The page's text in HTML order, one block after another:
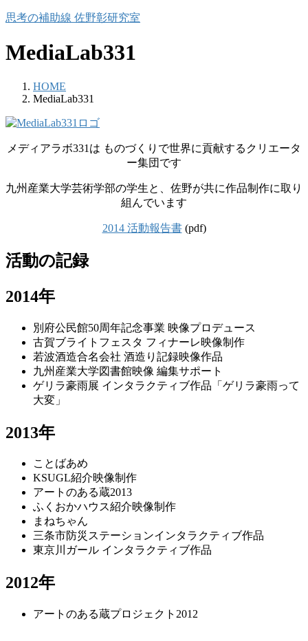
コ
テ
ン
キ
プ
ナ
ゲ
ー
に
動
思考の補助線 佐野彰研究室
MediaLab331
HOME
MediaLab331
メディアラボ331は ものづくりで世界に貢献するクリエータ
ー集団です
九州産業大学芸術学部の学生と、佐野が共に作品制作に取り
組んでいます
2014 活動報告書(pdf)
活動の記録
2014年
別府公民館50周年記念事業 映像プロデュース
古賀ブライトフェスタ フィナーレ映像制作
若波酒造合名会社 酒造り記録映像作品
九州産業大学図書館映像 編集サポート
ゲリラ豪雨展 インタラクティブ作品「ゲリラ豪雨って
大変」
2013年
ことばあめ
KSUGL紹介映像制作
アートのある蔵2013
ふくおかハウス紹介映像制作
まねちゃん
三条市防災ステーションインタラクティブ作品
東京川ガール インタラクティブ作品
2012年
アートのある蔵プロジェクト2012